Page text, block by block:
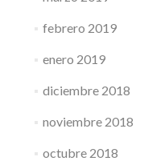
febrero 2019
enero 2019
diciembre 2018
noviembre 2018
octubre 2018